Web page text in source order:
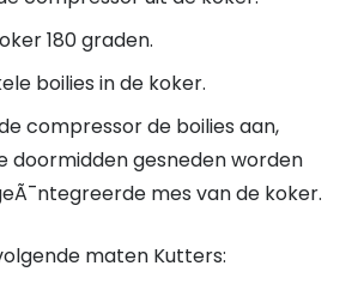
180 graden.
boilies in de koker.
compressor de boilies aan,
doormidden gesneden worden
mes van de koker.
maten Kutters: